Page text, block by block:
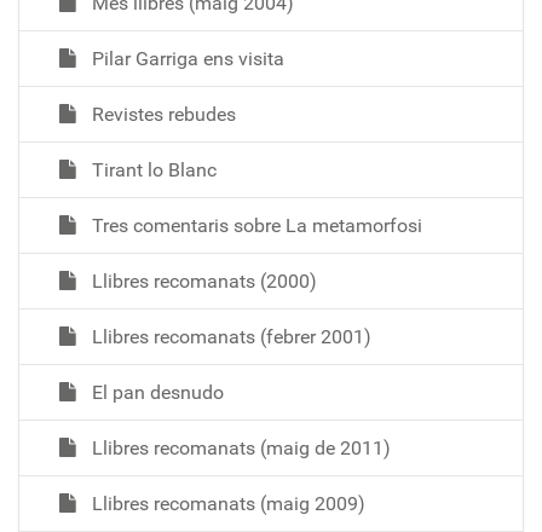
Pilar Garriga ens visita
Revistes rebudes
Tirant lo Blanc
Tres comentaris sobre La metamorfosi
Llibres recomanats (2000)
Llibres recomanats (febrer 2001)
El pan desnudo
Llibres recomanats (maig de 2011)
Llibres recomanats (maig 2009)